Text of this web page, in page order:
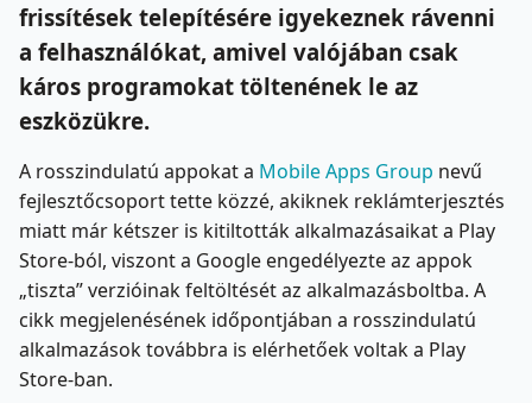
frissítések telepítésére igyekeznek rávenni
a felhasználókat, amivel valójában csak
káros programokat töltenének le az
eszközükre.
A rosszindulatú appokat a Mobile Apps Group nevű
fejlesztőcsoport tette közzé, akiknek reklámterjesztés
miatt már kétszer is kitiltották alkalmazásaikat a Play
Store-ból, viszont a Google engedélyezte az appok
„tiszta” verzióinak feltöltését az alkalmazásboltba. A
cikk megjelenésének időpontjában a rosszindulatú
alkalmazások továbbra is elérhetőek voltak a Play
Store-ban.